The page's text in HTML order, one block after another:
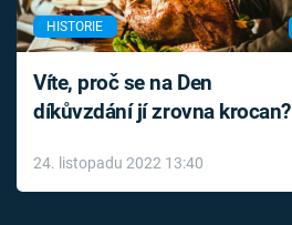
HISTORIE
Víte, proč se na Den
díkůvzdání jí zrovna krocan?
24. listopadu 2022 13:40